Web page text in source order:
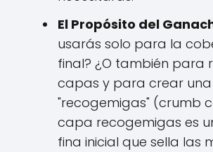
El Propósito del
usarás solo para la
final? ¿O también para
capas y para crear
"recogemigas" (crumb
capa recogemigas es
fina inicial que sella las